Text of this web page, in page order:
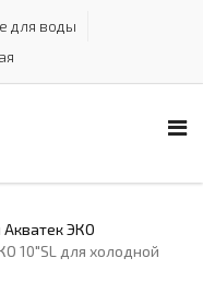
для воды
ЭКО
10"SL для холодной